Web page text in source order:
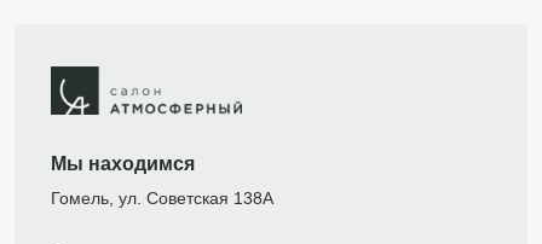
Мы находимся
Гомель, ул. Советская 138А